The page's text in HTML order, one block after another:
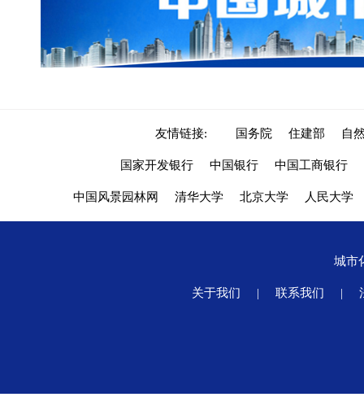
友情链接: 国务院 住建部 自
国家开发银行 中国银行 中国工商银行
中国风景园林网 清华大学 北京大学 人民大学
城市
关于我们 | 联系我们 |